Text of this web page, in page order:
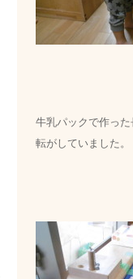
牛乳パックで作っ
転がしていました。